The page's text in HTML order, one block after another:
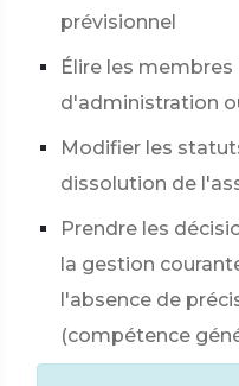
prévisionnel
Élire les membres
d'administration
Modifier les
dissolution de
Prendre les
la gestion
l'absence de
(compétence